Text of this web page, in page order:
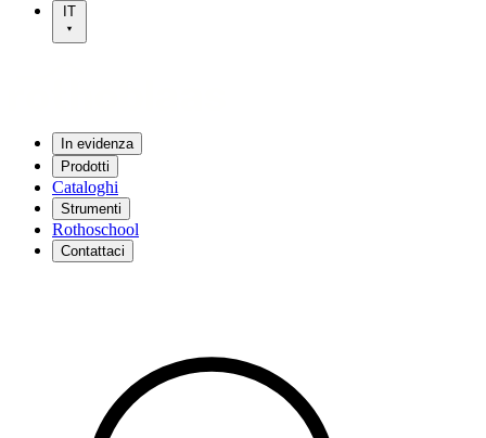
IT
In evidenza
Prodotti
Cataloghi
Strumenti
Rothoschool
Contattaci